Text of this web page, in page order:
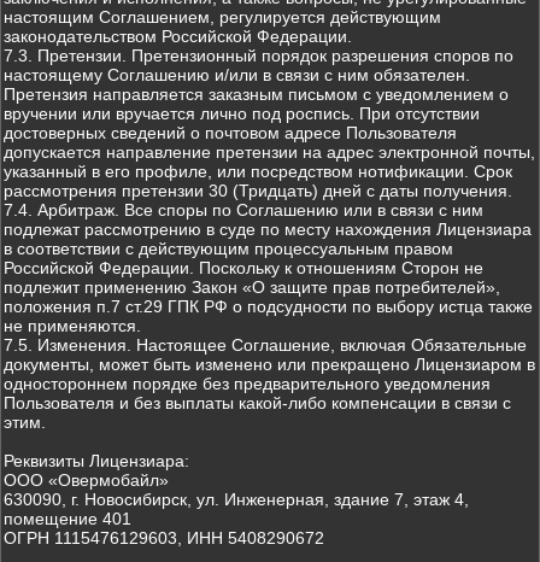
настоящим Соглашением, регулируется действующим
законодательством Российской Федерации.
7.3. Претензии. Претензионный порядок разрешения споров по
настоящему Соглашению и/или в связи с ним обязателен.
Претензия направляется заказным письмом с уведомлением о
вручении или вручается лично под роспись. При отсутствии
достоверных сведений о почтовом адресе Пользователя
допускается направление претензии на адрес электронной почты,
указанный в его профиле, или посредством нотификации. Срок
рассмотрения претензии 30 (Тридцать) дней с даты получения.
7.4. Арбитраж. Все споры по Соглашению или в связи с ним
подлежат рассмотрению в суде по месту нахождения Лицензиара
в соответствии с действующим процессуальным правом
Российской Федерации. Поскольку к отношениям Сторон не
подлежит применению Закон «О защите прав потребителей»,
положения п.7 ст.29 ГПК РФ о подсудности по выбору истца также
не применяются.
7.5. Изменения. Настоящее Соглашение, включая Обязательные
документы, может быть изменено или прекращено Лицензиаром в
одностороннем порядке без предварительного уведомления
Пользователя и без выплаты какой-либо компенсации в связи с
этим.
Реквизиты Лицензиара:
ООО «Овермобайл»
630090, г. Новосибирск, ул. Инженерная, здание 7, этаж 4,
помещение 401
ОГРН 1115476129603, ИНН 5408290672